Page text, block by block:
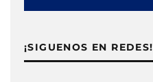
¡SIGUENOS EN REDES!